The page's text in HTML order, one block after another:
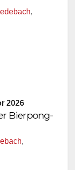
,
2026
Bierpong-
,